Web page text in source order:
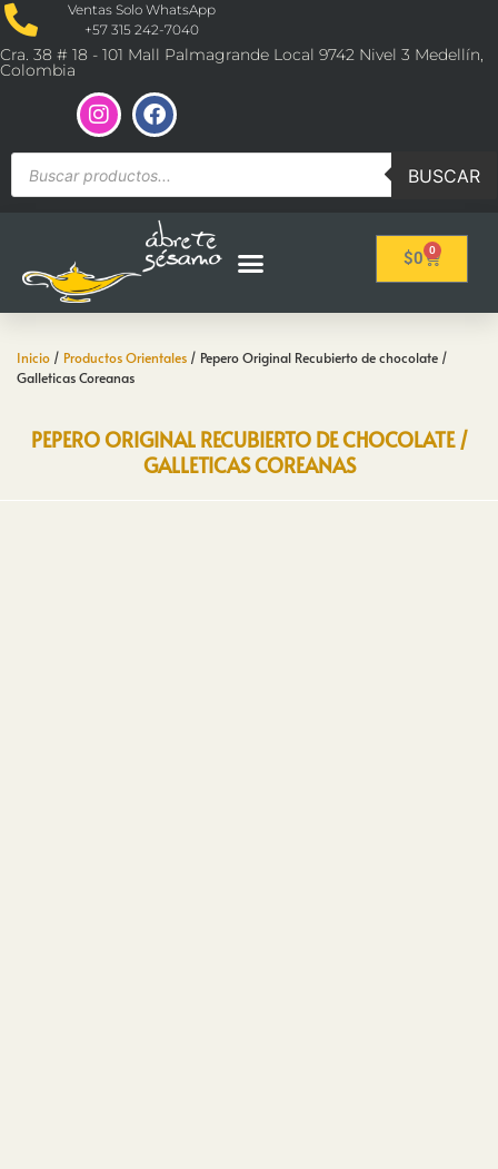
Ventas Solo WhatsApp
+57 315 242-7040
Cra. 38 # 18 - 101 Mall Palmagrande Local 9742 Nivel 3 Medellín,
Colombia
BUSCAR
$0 0
Inicio / Productos Orientales / Pepero Original Recubierto de chocolate /
Galleticas Coreanas
PEPERO ORIGINAL RECUBIERTO DE CHOCOLATE /
GALLETICAS COREANAS